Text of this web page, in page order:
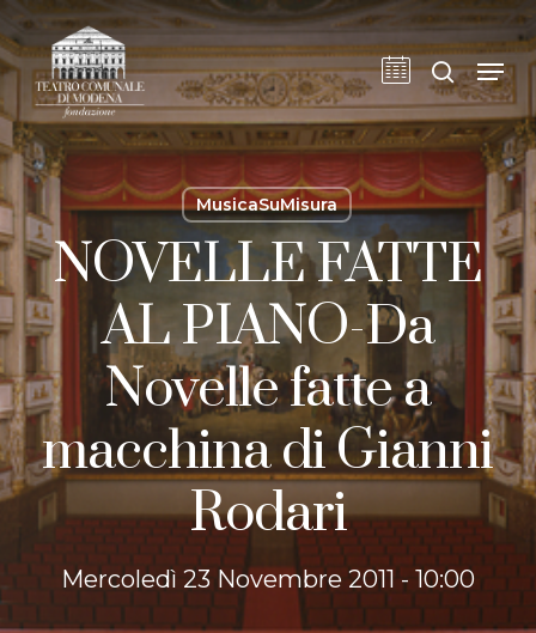
Skip
to
main
content
cerca
MusicaSuMisura
NOVELLE FATTE
AL PIANO-Da
Novelle fatte a
macchina di Gianni
Rodari
Mercoledì 23 Novembre 2011 - 10:00